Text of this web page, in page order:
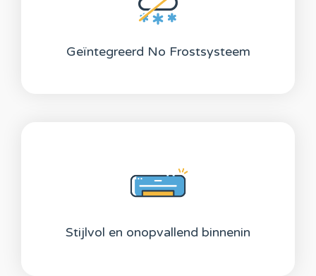
Geïntegreerd No Frostsysteem
Stijlvol en onopvallend binnenin